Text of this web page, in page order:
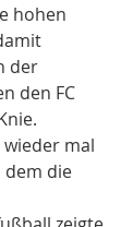
hohen
der
den FC
mal
dem die